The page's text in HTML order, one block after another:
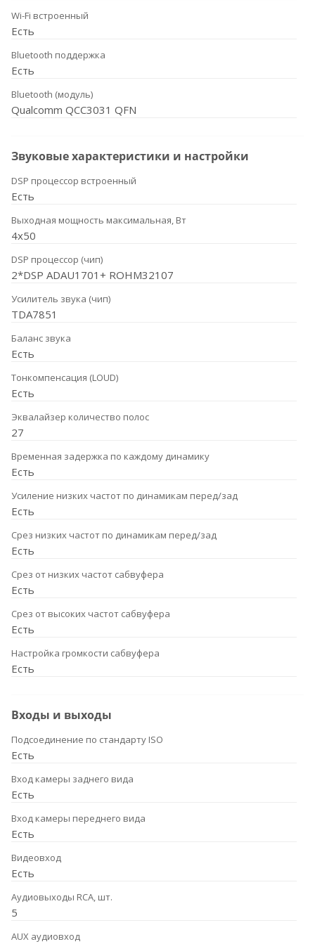
Wi-Fi встроенный
Есть
Bluetooth поддержка
Есть
Bluetooth (модуль)
Qualcomm QCC3031 QFN
Звуковые характеристики и настройки
DSP процессор встроенный
Есть
Выходная мощность максимальная, Вт
4x50
DSP процессор (чип)
2*DSP ADAU1701+ ROHM32107
Усилитель звука (чип)
TDA7851
Баланс звука
Есть
Тонкомпенсация (LOUD)
Есть
Эквалайзер количество полос
27
Временная задержка по каждому динамику
Есть
Усиление низких частот по динамикам перед/зад
Есть
Срез низких частот по динамикам перед/зад
Есть
Срез от низких частот сабвуфера
Есть
Срез от высоких частот сабвуфера
Есть
Настройка громкости сабвуфера
Есть
Входы и выходы
Подсоединение по стандарту ISO
Есть
Вход камеры заднего вида
Есть
Вход камеры переднего вида
Есть
Видеовход
Есть
Аудиовыходы RCA, шт.
5
AUX аудиовход